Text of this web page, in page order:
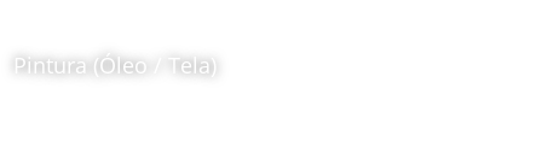
Pintura (Óleo / Tela)